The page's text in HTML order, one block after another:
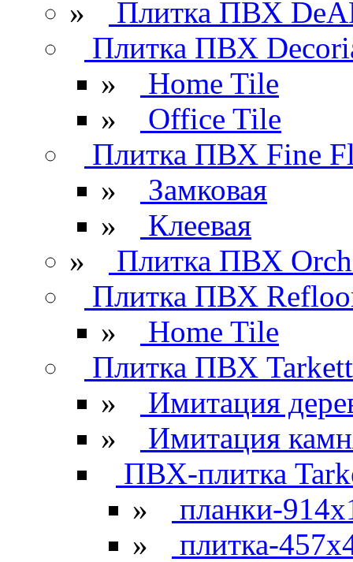
»
Плитка ПВХ
Плитка ПВХ
»
Home Tile
»
Office Tile
Плитка ПВХ Fine
»
Замковая
»
Клеевая
»
Плитка ПВХ
Плитка ПВХ
»
Home Tile
Плитка ПВХ Tarkett
»
Имитация
»
Имитация
ПВХ-плитка
»
планки-
»
плитка-